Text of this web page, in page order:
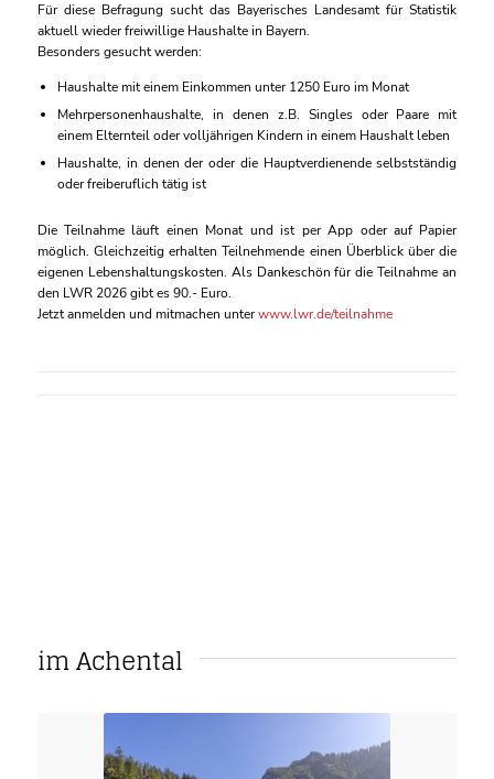
Für diese Befragung sucht das Bayerisches Landesamt für Statistik
aktuell wieder freiwillige Haushalte in Bayern.
Besonders gesucht werden:
Haushalte mit einem Einkommen unter 1250 Euro im Monat
Mehrpersonenhaushalte, in denen z.B. Singles oder Paare mit
einem Elternteil oder volljährigen Kindern in einem Haushalt leben
Haushalte, in denen der oder die Hauptverdienende selbstständig
oder freiberuflich tätig ist
Die Teilnahme läuft einen Monat und ist per App oder auf Papier
möglich. Gleichzeitig erhalten Teilnehmende einen Überblick über die
eigenen Lebenshaltungskosten. Als Dankeschön für die Teilnahme an
den LWR 2026 gibt es 90.- Euro.
Jetzt anmelden und mitmachen unterwww.lwr.de/teilnahme
im Achental